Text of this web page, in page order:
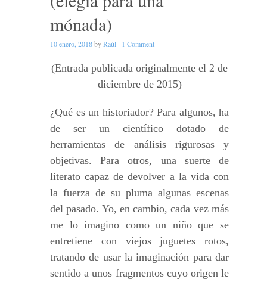
mónada)
10 enero, 2018byRaúl · 1 Comment
(Entrada publicada originalmente el 2 de
diciembre de 2015)
¿Qué es un historiador? Para algunos, ha
de ser un científico dotado de
herramientas de análisis rigurosas y
objetivas. Para otros, una suerte de
literato capaz de devolver a la vida con
la fuerza de su pluma algunas escenas
del pasado. Yo, en cambio, cada vez más
me lo imagino como un niño que se
entretiene con viejos juguetes rotos,
tratando de usar la imaginación para dar
sentido a unos fragmentos cuyo origen le